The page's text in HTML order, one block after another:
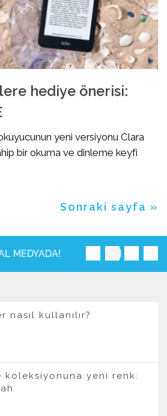
hediye önerisi:
yeni versiyonu Clara
bir okuma ve dinleme keyfi
Sonraki sayfa »
MEDYADA!
nasıl kullanılır?
koleksiyonuna yeni renk: